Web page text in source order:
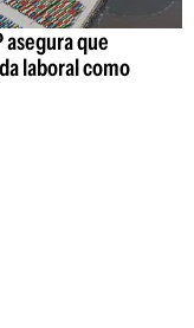
que
laboral como